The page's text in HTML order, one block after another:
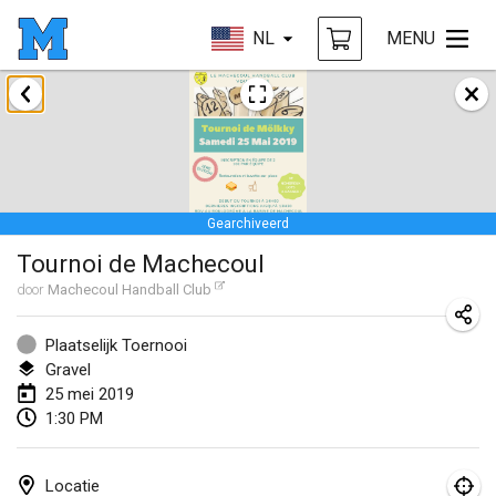
NL MENU
Gearchiveerd
Tournoi de Machecoul
door Machecoul Handball Club
Plaatselijk Toernooi
Gravel
25 mei 2019
1:30 PM
Locatie
januari 2019
New Year's Throw Mölkky
Tsjechië
Tournoi Mixte ASPTTOM
20 jan. 2019 |Frankrijk
Tournoi d'Hiver
26 jan. 2019|Frankrijk
Liekki Cup
26 jan. 2019